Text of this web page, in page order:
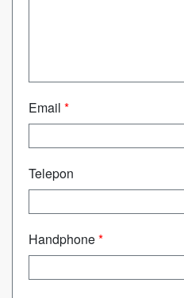
Email *
Telepon
Handphone*